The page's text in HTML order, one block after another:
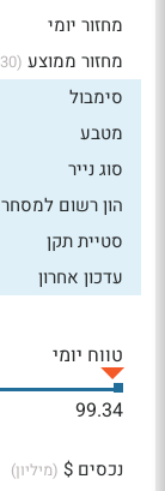
מחזור יומי
מחזור ממוצע (30 יום)
סימבול
מטבע
סוג נייר
הון רשום למסחר
סטיית תקן
עדכון אחרון
טווח יומי
99.34
נכסים $ (מיליון)